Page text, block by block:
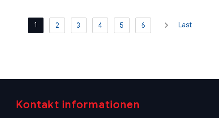
1 2 3 4 5 6 Last
Kontakt informationen